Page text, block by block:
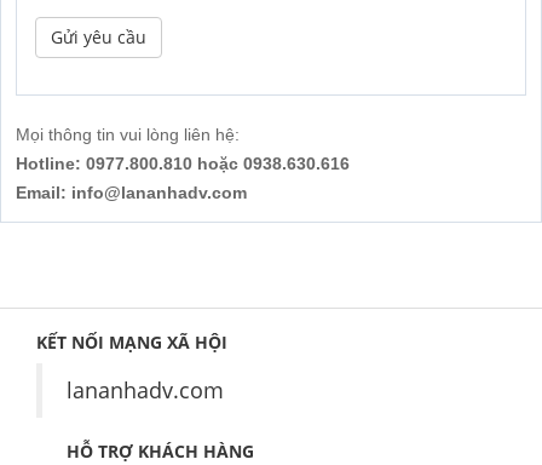
Gửi yêu cầu
Mọi thông tin vui lòng liên hệ:
Hotline: 0977.800.810 hoặc 0938.630.616
Email: info@lananhadv.com
KẾT NỐI MẠNG XÃ HỘI
lananhadv.com
HỖ TRỢ KHÁCH HÀNG